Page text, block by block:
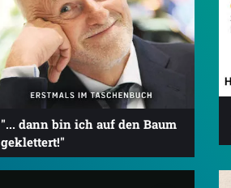
"... dann bin ich auf den Baum
geklettert!"